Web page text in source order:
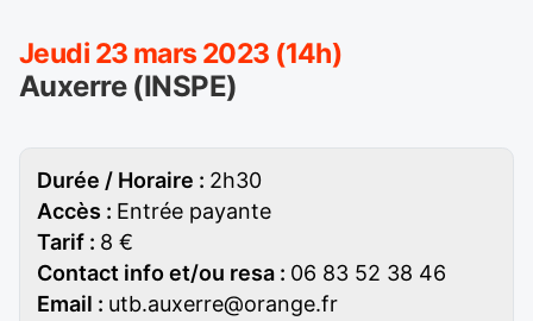
Jeudi 23 mars 2023 (14h)
Auxerre (INSPE)
Durée / Horaire : 2h30
Accès : Entrée payante
Tarif : 8 €
Contact info et/ou resa : 06 83 52 38 46
Email : utb.auxerre@orange.fr